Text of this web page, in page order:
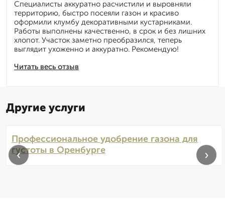
Читать весь отзыв
Специалисты аккуратно расчистили и выровняли
территорию, быстро посеяли газон и красиво
оформили клумбу декоративными кустарниками.
Работы выполнены качественно, в срок и без лишних
хлопот. Участок заметно преобразился, теперь
выглядит ухоженно и аккуратно. Рекомендую!
Другие услуги
Профессиональное удобрение газона для
густоты в Оренбурге
‹ ›